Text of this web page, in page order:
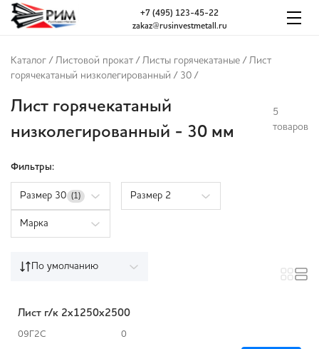
zakaz@rusinvestmetall.ru
+7 (495) 123-45-22
Каталог / Листовой прокат / Листы горячекатаные / Лист
горячекатаный низколегированный / 30 /
Лист горячекатаный
низколегированный - 30 мм
5
товаров
Фильтры:
Размер 30 (1) Размер 2
Марка
По умолчанию
Лист г/к 2х1250х2500
09Г2С 0